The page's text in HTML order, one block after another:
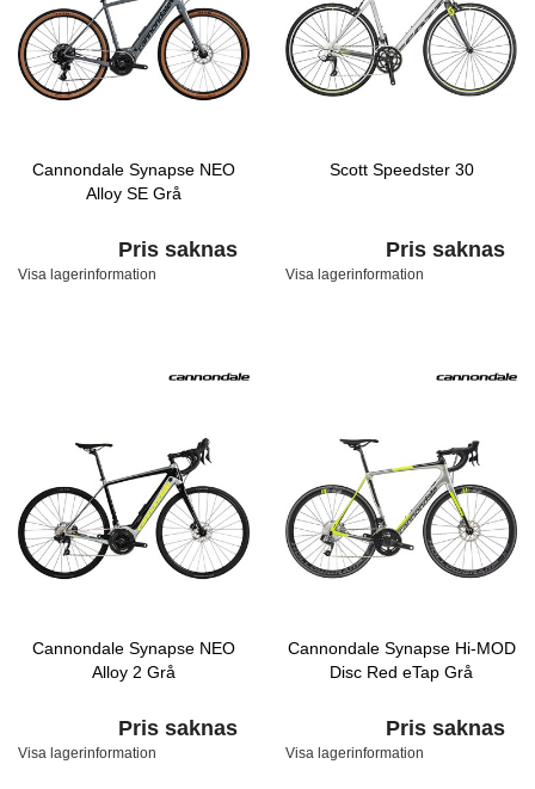
Cannondale Synapse NEO
Alloy SE Grå
Pris saknas
Visa lagerinformation
Scott Speedster 30
Pris saknas
Visa lagerinformation
Cannondale Synapse NEO
Alloy 2 Grå
Pris saknas
Visa lagerinformation
Cannondale Synapse Hi-MOD
Disc Red eTap Grå
Pris saknas
Visa lagerinformation